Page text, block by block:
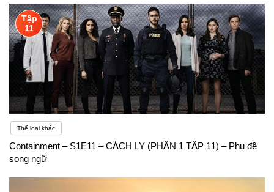
Tập
11
Thể loại khác
Containment – S1E11 – CÁCH LY (PHẦN 1 TẬP 11) – Phụ đề
song ngữ